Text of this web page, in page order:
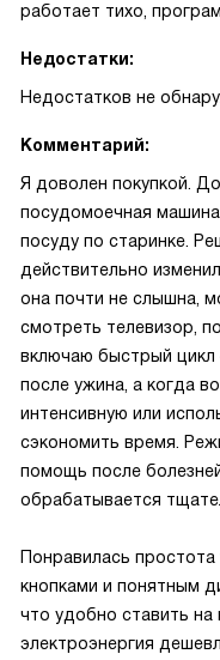
работает тихо,
Недостатки:
Недостатков не
Комментарий:
Я доволен покупкой.
посудомоечная
посуду по старинке.
действительно
она почти не слышна,
смотреть телевизор,
включаю быстрый цикл
после ужина, а когда
интенсивную или
сэкономить время.
помощь после
обрабатывается
Понравилась
кнопками и понятным
что удобно ставить на
электроэнергия